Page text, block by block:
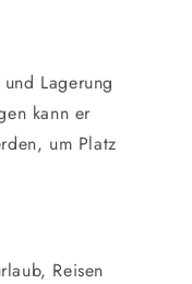
Lagerung
kann er
um Platz
Reisen